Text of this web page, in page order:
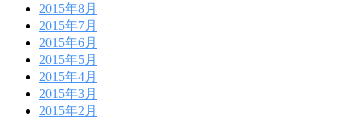
2015年8月
2015年7月
2015年6月
2015年5月
2015年4月
2015年3月
2015年2月